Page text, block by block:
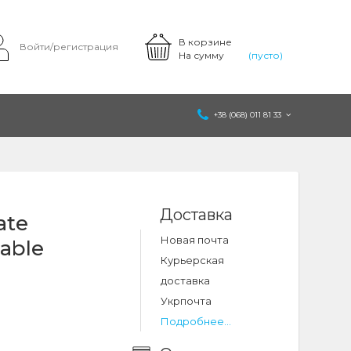
В корзине
На сумму
(пусто)
Войти/регистрация
+38 (068) 011 81 33
Доставка
Новая почта
Курьерская
доставка
Укрпочта
Подробнее...